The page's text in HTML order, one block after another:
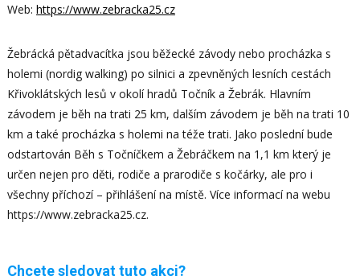
Web: https://www.zebracka25.cz
Žebrácká pětadvacítka jsou běžecké závody nebo procházka s
holemi (nordig walking) po silnici a zpevněných lesních cestách
Křivoklátských lesů v okolí hradů Točník a Žebrák. Hlavním
závodem je běh na trati 25 km, dalším závodem je běh na trati 10
km a také procházka s holemi na téže trati. Jako poslední bude
odstartován Běh s Točníčkem a Žebráčkem na 1,1 km který je
určen nejen pro děti, rodiče a prarodiče s kočárky, ale pro i
všechny příchozí – přihlášení na místě. Více informací na webu
https://www.zebracka25.cz.
Chcete sledovat tuto akci?